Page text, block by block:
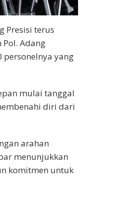
Presisi terus
Adang
personelnya yang
mulai tanggal
diri dari
arahan
menunjukkan
komitmen untuk